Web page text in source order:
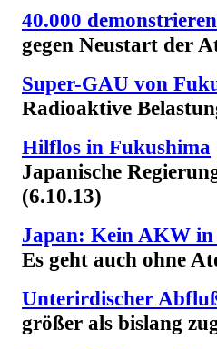
40.000
gegen Neustart der
Super-GAU von
Radioaktive
Hilflos in Fukushima
Japanische
(6.10.13)
Japan: Kein AKW in
Es geht auch ohne
Unterirdischer
größer als bislang